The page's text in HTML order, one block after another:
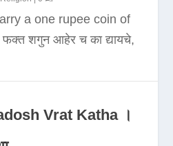
a one rupee coin of
शगुन आहेर च का द्यायचे,
Vrat Katha ।